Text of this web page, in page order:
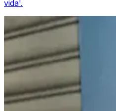
vida'.